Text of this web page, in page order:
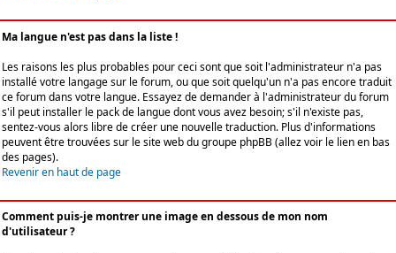
Ma langue n'est pas dans la liste !
Les raisons les plus probables pour ceci sont que soit l'administrateur n'a pas
installé votre langage sur le forum, ou que soit quelqu'un n'a pas encore traduit
ce forum dans votre langue. Essayez de demander à l'administrateur du forum
s'il peut installer le pack de langue dont vous avez besoin; s'il n'existe pas,
sentez-vous alors libre de créer une nouvelle traduction. Plus d'informations
peuvent être trouvées sur le site web du groupe phpBB (allez voir le lien en bas
des pages).
Revenir en haut de page
Comment puis-je montrer une image en dessous de mon nom
d'utilisateur ?